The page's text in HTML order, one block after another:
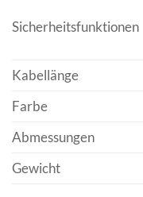
Sicherheitsfunktionen
Kabellänge
Farbe
Abmessungen
Gewicht